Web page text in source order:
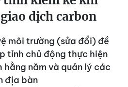
dịch carbon
môi trường (sửa đổi) đề
tỉnh chủ động thực hiện
hằng năm và quản lý các
địa bàn